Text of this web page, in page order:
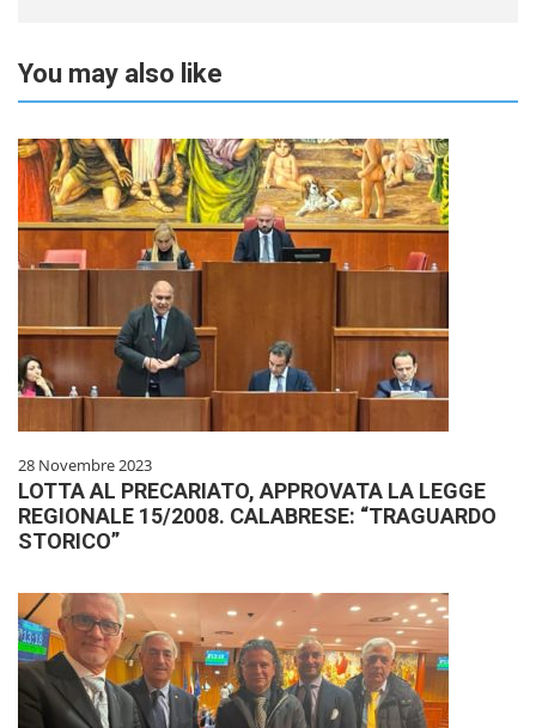
You may also like
28 Novembre 2023
LOTTA AL PRECARIATO, APPROVATA LA LEGGE
REGIONALE 15/2008. CALABRESE: “TRAGUARDO
STORICO”